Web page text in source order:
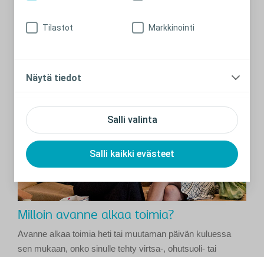
Salli valinta
Salli kaikki evästeet
Tilastot Markkinointi
Näytä tiedot
avanneleikkauksen jälkeisinä päivinä on odotettavissa.
Milloin avanne alkaa toimia?
Avanne alkaa toimia heti tai muutaman päivän kuluessa
sen mukaan, onko sinulle tehty virtsa-, ohutsuoli- tai